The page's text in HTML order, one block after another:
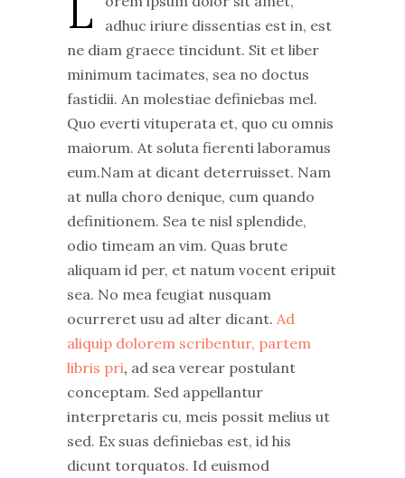
L
adhuc iriure dissentias est in, est
ne diam graece tincidunt. Sit et liber
minimum tacimates, sea no doctus
fastidii. An molestiae definiebas mel.
Quo everti vituperata et, quo cu omnis
maiorum. At soluta fierenti laboramus
eum.Nam at dicant deterruisset. Nam
at nulla choro denique, cum quando
definitionem. Sea te nisl splendide,
odio timeam an vim. Quas brute
aliquam id per, et natum vocent eripuit
sea. No mea feugiat nusquam
ocurreret usu ad alter dicant. Ad
aliquip dolorem scribentur, partem
libris pri, ad sea verear postulant
conceptam. Sed appellantur
interpretaris cu, meis possit melius ut
sed. Ex suas definiebas est, id his
dicunt torquatos. Id euismod